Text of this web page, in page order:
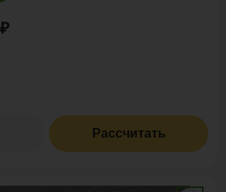
Рассчитать